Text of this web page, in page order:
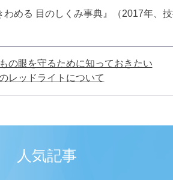
める 目のしくみ事典』（2017年、技
の眼を守るために知っておきたい
レッドライトについて
人気記事